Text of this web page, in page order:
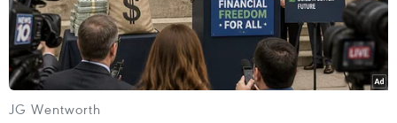
JG Wentworth